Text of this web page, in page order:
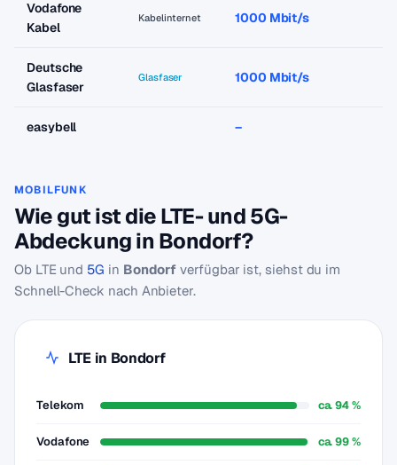
Vodafone
Kabel
Kabelinternet 1000 Mbit/s
Deutsche
Glasfaser
Glasfaser 1000 Mbit/s
easybell –
MOBILFUNK
Wie gut ist die LTE- und 5G-
Abdeckung in Bondorf?
Ob LTE und 5G in Bondorf verfügbar ist, siehst du im
Schnell-Check nach Anbieter.
LTE in Bondorf
Telekom ca. 94 %
Vodafone ca. 99 %